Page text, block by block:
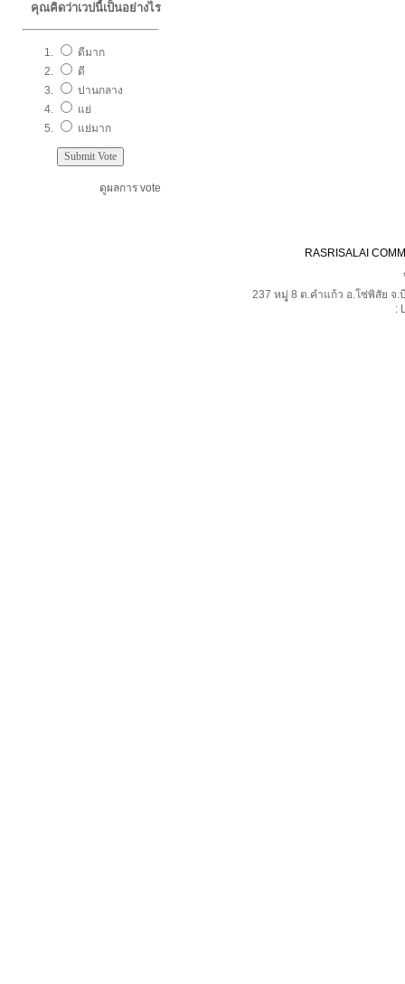
คุณคิดว่าเวปนี้เป็นอย่างไร
ดีมาก
ดี
ปานกลาง
แย่
แย่มาก
ดูผลการ vote
RASRISALAI
237 หมุู่ 8 ต.คำแก้ว อ.โซ่พิสัย จ.
: